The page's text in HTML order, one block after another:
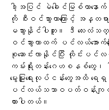
ဒါ့အပြင် မဲခေါင်မြစ်ဟာန
ကို စီးဝင်သွားတာကြောင့် အန္တ
မသွားနိုင်ပါဘူး။ ဒီ လေးလံသ
ဝင်သွားတာထက် ပင်လယ်အော
စုဆောင်းလာနိုင်ပြီး ထိုင်း
ကမ်းရိုးတန်းဂေဟစနစ်တွေ
မွေးမြူရေးလုပ်ငန်းတွေအထိ
ပင်လယ်သဘာဝပတ်ဝန်းကျင်
ထားပါတယ်။